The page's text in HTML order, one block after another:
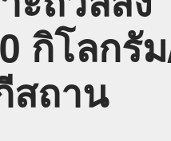
กิโลกรั
สถาน